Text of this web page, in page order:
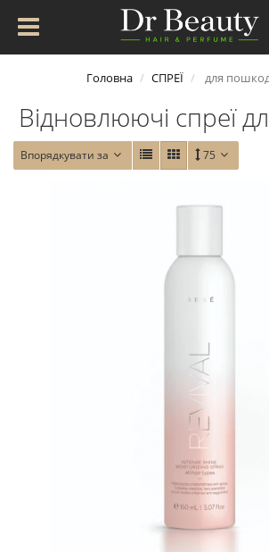
Головна СПРЕЇ для
Відновлюючі спреї
Впорядкувати за 75